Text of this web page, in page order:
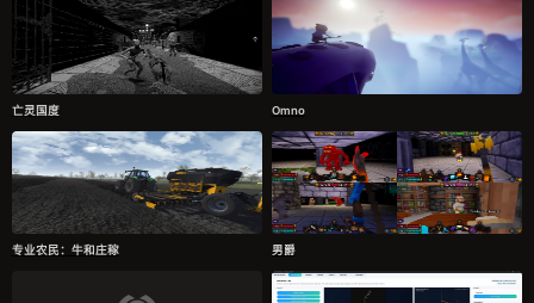
亡灵国度 Omno
专业农民：牛和庄稼 男爵